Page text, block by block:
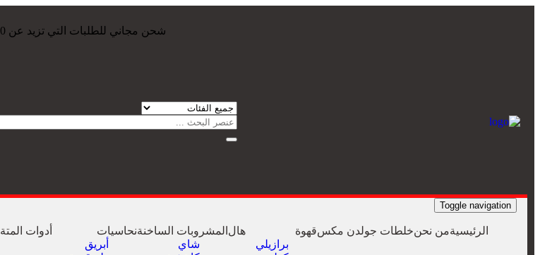
شحن مجاني للطلبات التي تزيد عن 350 ليرة تركية - باستخدام الكود: الشحن
Toggle navigation
الرئيسيةمن نحنخلطات جولدن مكسقهوة
برازيلي
هال المشروبات الساخنة
شاي
نحاسيات
أبريق
أدوات المتة